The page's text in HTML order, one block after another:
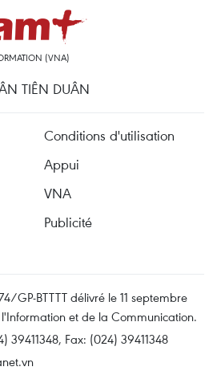
(VNA)
TIÊN DUÂN
Conditions d'utilisation
Appui
VNA
Publicité
GP-BTTTT délivré le 11 septembre
et de la Communication.
39411348, Fax: (024) 39411348